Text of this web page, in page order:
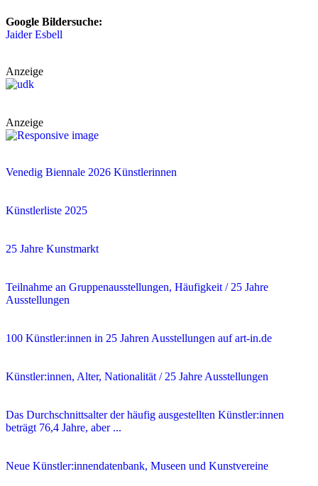
Google Bildersuche:
Jaider Esbell
Anzeige
Anzeige
Venedig Biennale 2026 Künstlerinnen
Künstlerliste 2025
25 Jahre Kunstmarkt
Teilnahme an Gruppenausstellungen, Häufigkeit / 25 Jahre
Ausstellungen
100 Künstler:innen in 25 Jahren Ausstellungen auf art-in.de
Künstler:innen, Alter, Nationalität / 25 Jahre Ausstellungen
Das Durchschnittsalter der häufig ausgestellten Künstler:innen
beträgt 76,4 Jahre, aber ...
Neue Künstler:innendatenbank, Museen und Kunstvereine